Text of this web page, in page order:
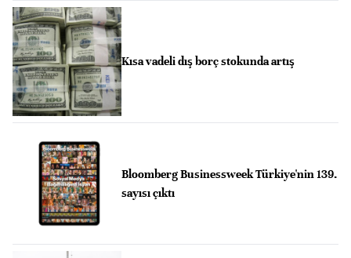
Kısa vadeli dış borç stokunda artış
Bloomberg Businessweek Türkiye'nin 139.
sayısı çıktı